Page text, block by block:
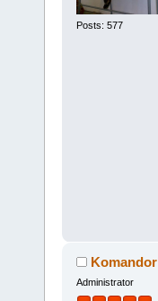
Posts: 577
Komandor
Administrator